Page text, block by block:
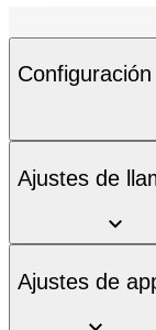
Ajustes de
Ajustes de